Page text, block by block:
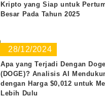
Kripto yang Siap untuk
Besar Pada Tahun 2025
28/12/2024
Apa yang Terjadi Dengan
(DOGE)? Analisis AI
dengan Harga $0,012 untuk
Lebih Dulu